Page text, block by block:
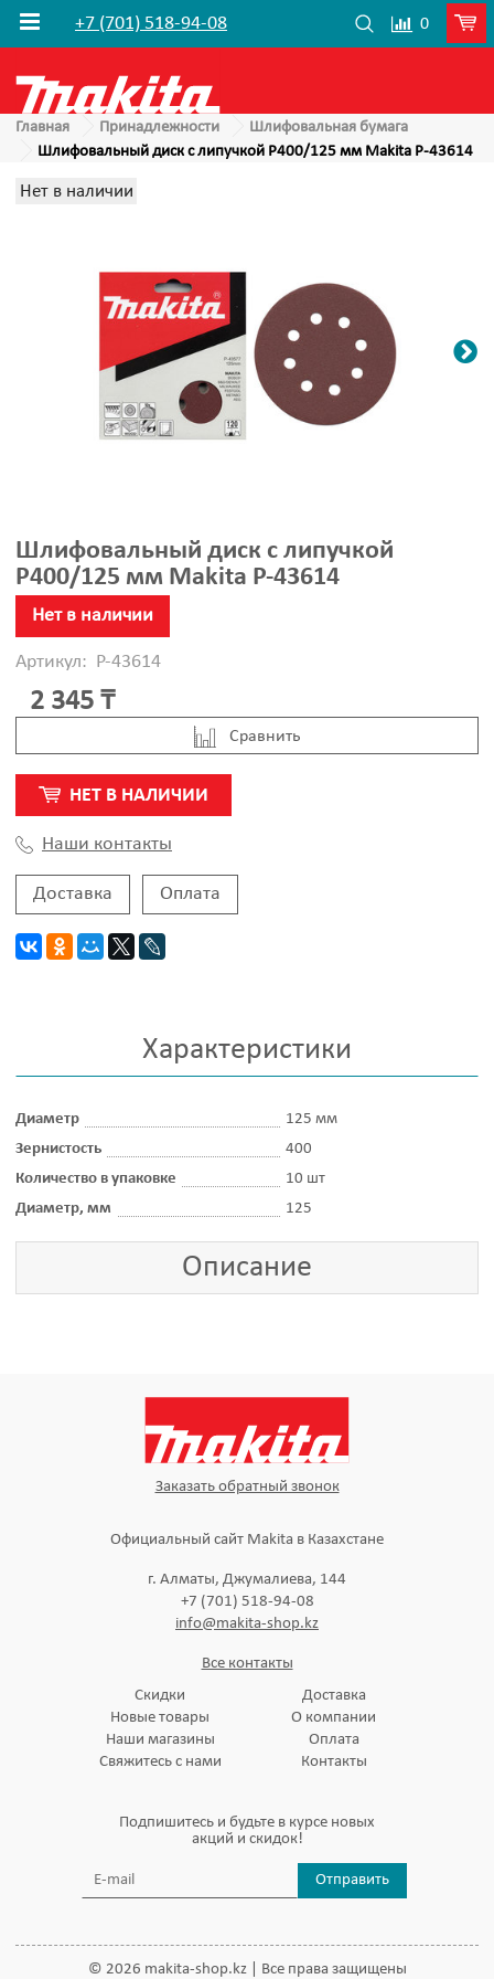
+7 (701) 518-94-08 0
Главная Принадлежности
Шлифовальная бумага
Шлифовальный диск с липучкой P400/125 мм Makita P-43614
Нет в наличии
Шлифовальный диск с липучкой
P400/125 мм Makita P-43614
Нет в наличии
Артикул: P-43614
2 345 ₸
Cравнить
НЕТ В НАЛИЧИИ
Наши контакты
Доставка Оплата
Характеристики
Диаметр
125 мм
Зернистость
400
Количество в упаковке
10 шт
Диаметр, мм
125
Описание
Заказать обратный звонок
Официальный сайт Makita в Казахстане
г. Алматы, Джумалиева, 144
+7 (701) 518-94-08
info@makita-shop.kz
Все контакты
Скидки
Новые товары
Наши магазины
Свяжитесь с нами
Доставка
О компании
Оплата
Контакты
Подпишитесь и будьте в курсе новых
акций и скидок!
Отправить
© 2026 makita-shop.kz | Все права защищены